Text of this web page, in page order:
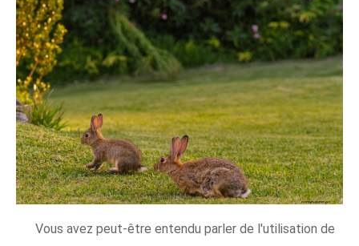
Vous avez peut-être entendu parler de l'utilisation de